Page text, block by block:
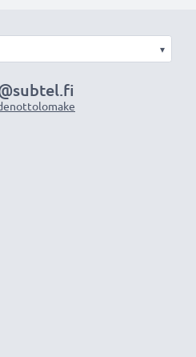
hetkeä CELLONIC LCD-
takuu!
▾